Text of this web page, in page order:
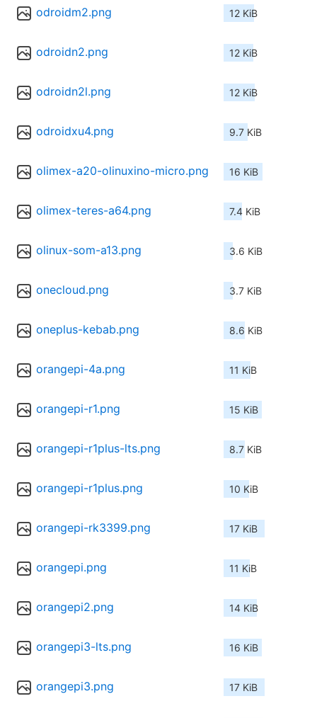
odroidm2.png 12 KiB
odroidn2.png 12 KiB
odroidn2l.png 12 KiB
odroidxu4.png 9.7 KiB
olimex-a20-olinuxino-micro.png 16 KiB
olimex-teres-a64.png 7.4 KiB
olinux-som-a13.png 3.6 KiB
onecloud.png 3.7 KiB
oneplus-kebab.png 8.6 KiB
orangepi-4a.png 11 KiB
orangepi-r1.png 15 KiB
orangepi-r1plus-lts.png 8.7 KiB
orangepi-r1plus.png 10 KiB
orangepi-rk3399.png 17 KiB
orangepi.png 11 KiB
orangepi2.png 14 KiB
orangepi3-lts.png 16 KiB
orangepi3.png 17 KiB